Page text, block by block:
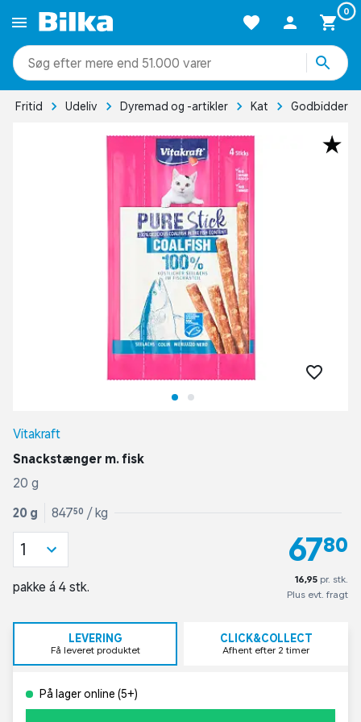
0
mere end 51.000 varer
Fritid Udeliv Dyremad og -artikler Kat Godbidder
Vitakraft
Snackstænger m. fisk
20 g
20 g 847,50 / kg
67,80
16,95 pr. stk.
Plus evt. fragt
1
pakke á 4 stk.
LEVERING
Få leveret produktet
CLICK&COLLECT
Afhent efter 2 timer
På lager online (5+)